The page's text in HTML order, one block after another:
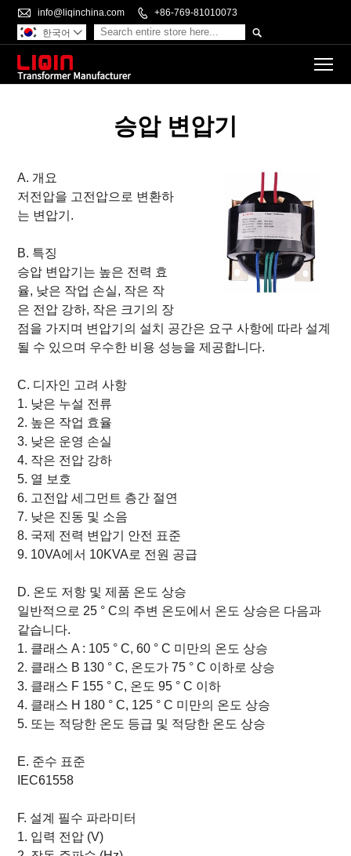
 info@liqinchina.com  +86-769-81010073

한국어 
승압 변압기
A. 개요
저전압을 고전압으로 변환하
는 변압기.
B. 특징
승압 변압기는 높은 전력 효
율, 낮은 작업 손실, 작은 작
은 전압 강하, 작은 크기의 장
점을 가지며 변압기의 설치 공간은 요구 사항에 따라 설계
될 수 있으며 우수한 비용 성능을 제공합니다.
C. 디자인 고려 사항
1. 낮은 누설 전류
2. 높은 작업 효율
3. 낮은 운영 손실
4. 작은 전압 강하
5. 열 보호
6. 고전압 세그먼트 층간 절연
7. 낮은 진동 및 소음
8. 국제 전력 변압기 안전 표준
9. 10VA에서 10KVA로 전원 공급
D. 온도 저항 및 제품 온도 상승
일반적으로 25 ° C의 주변 온도에서 온도 상승은 다음과
같습니다.
1. 클래스 A : 105 ° C, 60 ° C 미만의 온도 상승
2. 클래스 B 130 ° C, 온도가 75 ° C 이하로 상승
3. 클래스 F 155 ° C, 온도 95 ° C 이하
4. 클래스 H 180 ° C, 125 ° C 미만의 온도 상승
5. 또는 적당한 온도 등급 및 적당한 온도 상승
E. 준수 표준
IEC61558
F. 설계 필수 파라미터
1. 입력 전압 (V)